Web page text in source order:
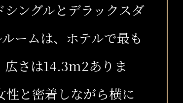
ングルとデラックスダ
ームは、ホテルで最も
広さは14.3m2ありま
と密着しながら横に